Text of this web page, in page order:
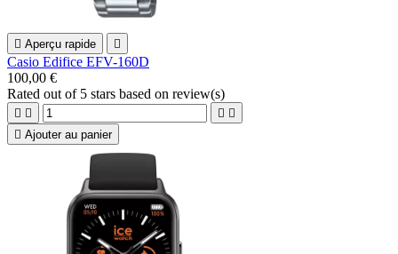
 Aperçu rapide 
Casio Edifice EFV-160D
100,00 €
Rated out of 5 stars based on review(s)
   
 Ajouter au panier